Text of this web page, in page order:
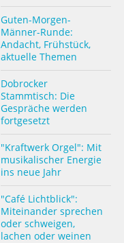
Guten-Morgen-
Männer-Runde:
Andacht, Frühstück,
aktuelle Themen
Dobrocker
Stammtisch: Die
Gespräche werden
fortgesetzt
"Kraftwerk Orgel": Mit
musikalischer Energie
ins neue Jahr
"Café Lichtblick":
Miteinander sprechen
oder schweigen,
lachen oder weinen